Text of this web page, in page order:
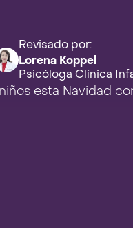
Revisado por:
Lorena Koppel
Psicóloga Clínica
esta Navidad